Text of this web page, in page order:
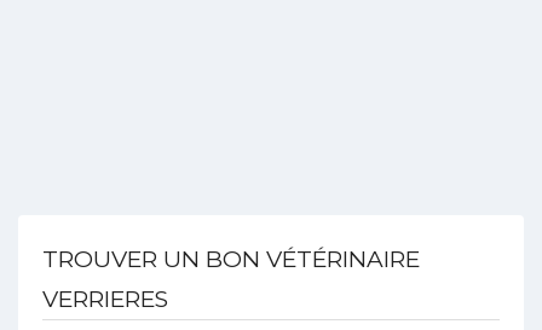
TROUVER UN BON VÉTÉRINAIRE
VERRIERES